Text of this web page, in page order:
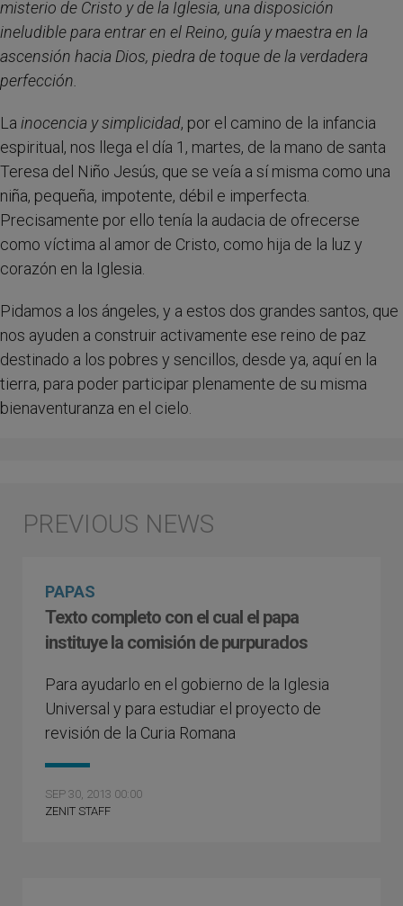
misterio de Cristo y de la Iglesia, una disposición
ineludible para entrar en el Reino, guía y maestra en la
ascensión hacia Dios, piedra de toque de la verdadera
perfección.
La inocencia y simplicidad, por el camino de la infancia
espiritual, nos llega el día 1, martes, de la mano de santa
Teresa del Niño Jesús, que se veía a sí misma como una
niña, pequeña, impotente, débil e imperfecta.
Precisamente por ello tenía la audacia de ofrecerse
como víctima al amor de Cristo, como hija de la luz y
corazón en la Iglesia.
Pidamos a los ángeles, y a estos dos grandes santos, que
nos ayuden a construir activamente ese reino de paz
destinado a los pobres y sencillos, desde ya, aquí en la
tierra, para poder participar plenamente de su misma
bienaventuranza en el cielo.
PAPAS
Texto completo con el cual el papa
instituye la comisión de purpurados
Para ayudarlo en el gobierno de la Iglesia
Universal y para estudiar el proyecto de
revisión de la Curia Romana
SEP 30, 2013 00:00
ZENIT STAFF